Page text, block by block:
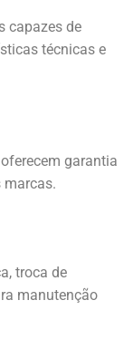
capazes de
técnicas e
garantia
marcas.
troca de
manutenção